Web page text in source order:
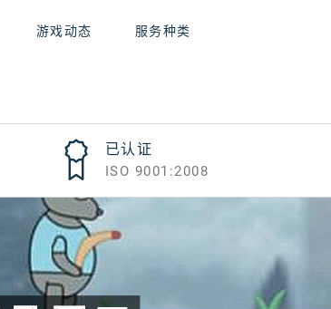
游戏动态 服务种类
已认证
ISO 9001:2008